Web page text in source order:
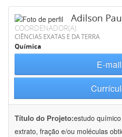
Adilson
COORDENADOR(A)
CIÊNCIAS EXATAS E DA TERRA
Química
E-mail
Título do Projeto:estudo
extrato, fração e/ou moléculas